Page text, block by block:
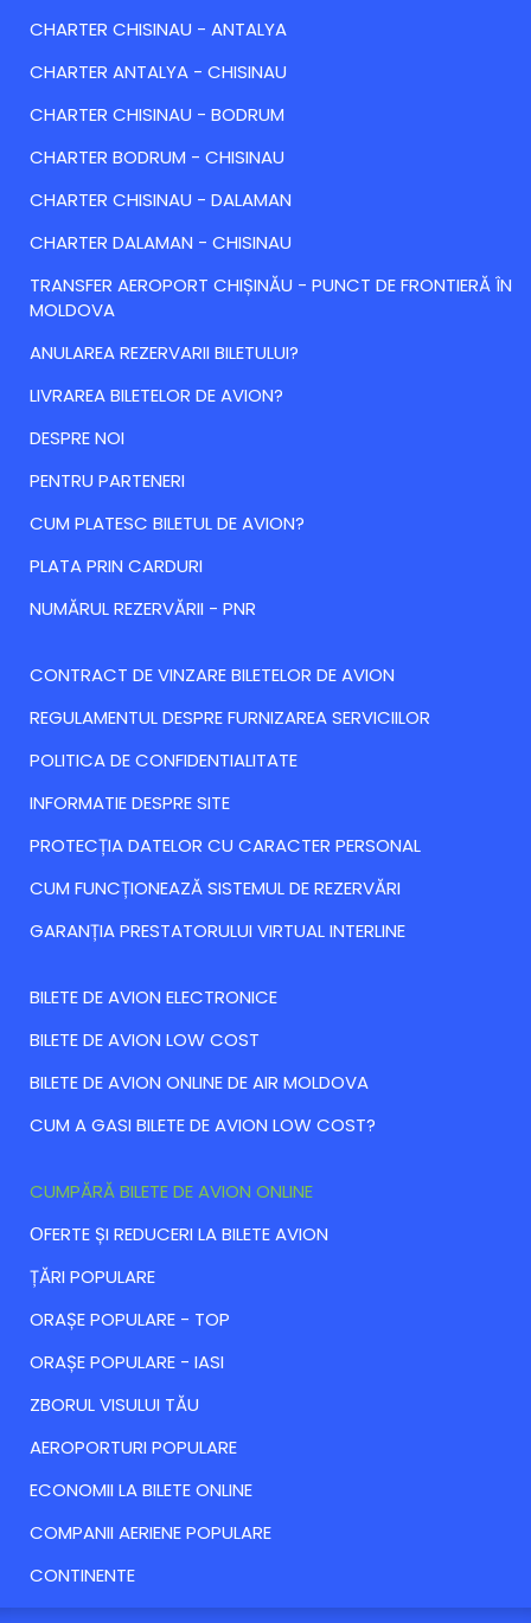
CHARTER CHISINAU - ANTALYA
CHARTER ANTALYA - CHISINAU
CHARTER CHISINAU - BODRUM
CHARTER BODRUM - CHISINAU
CHARTER CHISINAU - DALAMAN
CHARTER DALAMAN - CHISINAU
TRANSFER AEROPORT CHIȘINĂU - PUNCT DE FRONTIERĂ ÎN
MOLDOVA
ANULAREA REZERVARII BILETULUI?
LIVRAREA BILETELOR DE AVION?
DESPRE NOI
PENTRU PARTENERI
CUM PLATESC BILETUL DE AVION?
PLATA PRIN CARDURI
NUMĂRUL REZERVĂRII - PNR
CONTRACT DE VINZARE BILETELOR DE AVION
REGULAMENTUL DESPRE FURNIZAREA SERVICIILOR
POLITICA DE CONFIDENTIALITATE
INFORMATIE DESPRE SITE
PROTECȚIA DATELOR CU CARACTER PERSONAL
CUM FUNCȚIONEAZĂ SISTEMUL DE REZERVĂRI
GARANȚIA PRESTATORULUI VIRTUAL INTERLINE
BILETE DE AVION ELECTRONICE
BILETE DE AVION LOW COST
BILETE DE AVION ONLINE DE AIR MOLDOVA
CUM A GASI BILETE DE AVION LOW COST?
CUMPĂRĂ BILETE DE AVION ONLINE
ОFERTE ȘI REDUCERI LA BILETE AVION
ȚĂRI POPULARE
ORAȘE POPULARE - TOP
ORAȘE POPULARE - IASI
ZBORUL VISULUI TĂU
AEROPORTURI POPULARE
ECONOMII LA BILETE ONLINE
COMPANII AERIENE POPULARE
CONTINENTE